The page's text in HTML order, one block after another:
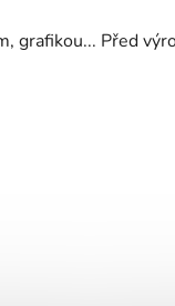
grafikou... Před